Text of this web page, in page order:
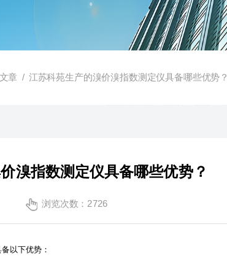
章 / 江苏科苑生产的溴价溴指数测定仪具备哪些优势
溴指数测定仪具备哪些优势？
浏览次数：2726
备以下优势：